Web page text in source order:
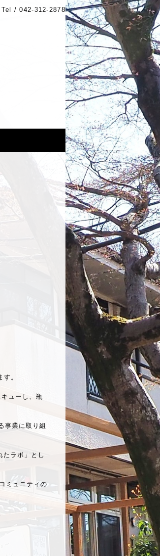
Tel /042-312-2878
。
ューし、瓶
事業に取り組
ラボ」とし
ミュニティの